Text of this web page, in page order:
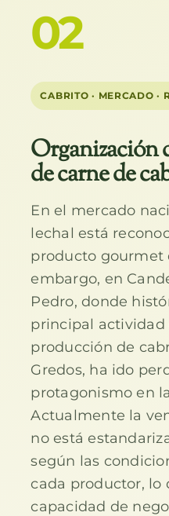
02
CABRITO · MERCADO ·
Organización
de carne de
En el mercado
lechal está
producto gourmet
embargo, en
Pedro, donde
principal actividad
producción de
Gredos, ha ido
protagonismo en
Actualmente la
no está
según las
cada productor, lo
capacidad de